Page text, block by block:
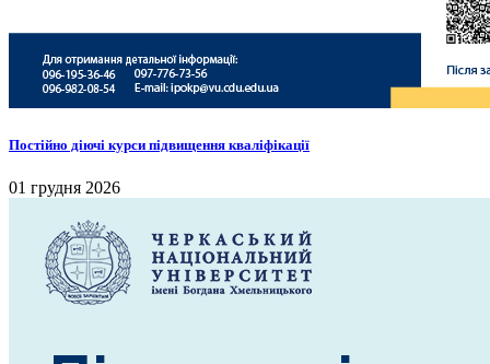
Постійно діючі курси підвищення кваліфікації
01 грудня 2026